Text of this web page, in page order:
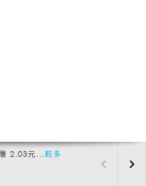
2.03元... 較多